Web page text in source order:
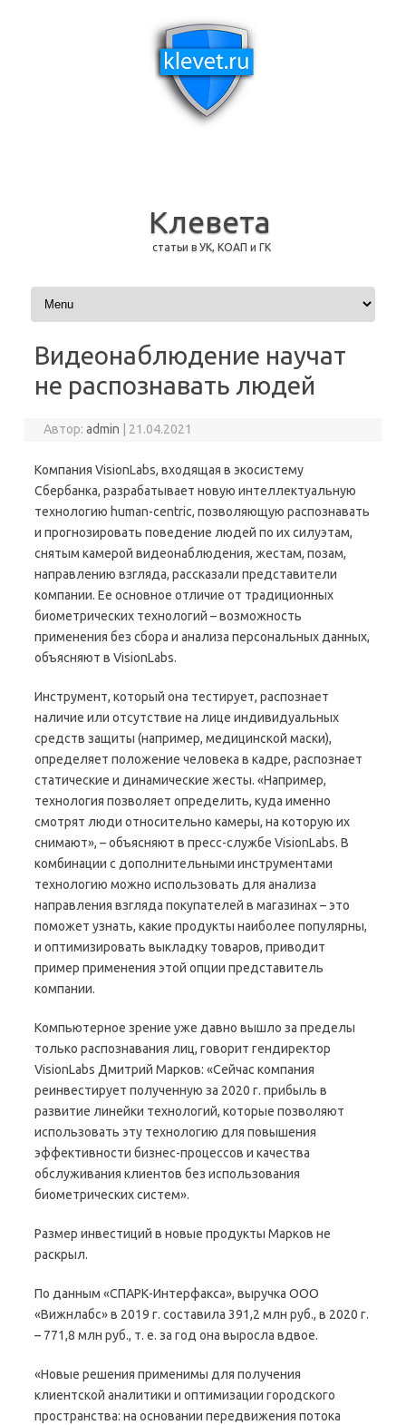
Клевета
статьи в УК, КОАП и ГК
Перейти к содержимому
Видеонаблюдение научат
не распознавать людей
Автор:admin 21.04.2021
Компания VisionLabs, входящая в экосистему
Сбербанка, разрабатывает новую интеллектуальную
технологию human-centric, позволяющую распознавать
и прогнозировать поведение людей по их силуэтам,
снятым камерой видеонаблюдения, жестам, позам,
направлению взгляда, рассказали представители
компании. Ее основное отличие от традиционных
биометрических технологий – возможность
применения без сбора и анализа персональных данных,
объясняют в VisionLabs.
Инструмент, который она тестирует, распознает
наличие или отсутствие на лице индивидуальных
средств защиты (например, медицинской маски),
определяет положение человека в кадре, распознает
статические и динамические жесты. «Например,
технология позволяет определить, куда именно
смотрят люди относительно камеры, на которую их
снимают», – объясняют в пресс-службе VisionLabs. В
комбинации с дополнительными инструментами
технологию можно использовать для анализа
направления взгляда покупателей в магазинах – это
поможет узнать, какие продукты наиболее популярны,
и оптимизировать выкладку товаров, приводит
пример применения этой опции представитель
компании.
Компьютерное зрение уже давно вышло за пределы
только распознавания лиц, говорит гендиректор
VisionLabs Дмитрий Марков: «Сейчас компания
реинвестирует полученную за 2020 г. прибыль в
развитие линейки технологий, которые позволяют
использовать эту технологию для повышения
эффективности бизнес-процессов и качества
обслуживания клиентов без использования
биометрических систем».
Размер инвестиций в новые продукты Марков не
раскрыл.
По данным «СПАРК-Интерфакса», выручка ООО
«Вижнлабс» в 2019 г. составила 391,2 млн руб., в 2020 г.
– 771,8 млн руб., т. е. за год она выросла вдвое.
«Новые решения применимы для получения
клиентской аналитики и оптимизации городского
пространства: на основании передвижения потока